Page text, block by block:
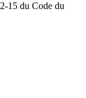
15 du Code du